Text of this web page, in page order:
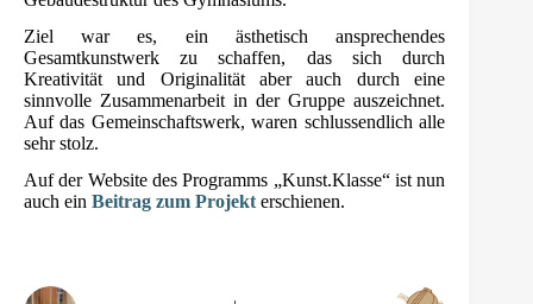
Ziel war es, ein ästhetisch ansprechendes
Gesamtkunstwerk zu schaffen, das sich durch
Kreativität und Originalität aber auch durch eine
sinnvolle Zusammenarbeit in der Gruppe auszeichnet.
Auf das Gemeinschaftswerk, waren schlussendlich alle
sehr stolz.
Auf der Website des Programms „Kunst.Klasse“ ist nun
auch ein Beitrag zum Projekt erschienen.